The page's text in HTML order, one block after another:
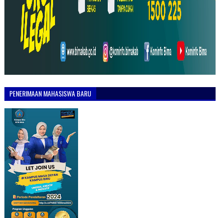
PENERIMAAN MAHASISWA BARU